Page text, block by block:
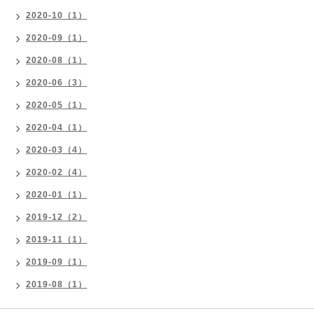
2020-10（1）
2020-09（1）
2020-08（1）
2020-06（3）
2020-05（1）
2020-04（1）
2020-03（4）
2020-02（4）
2020-01（1）
2019-12（2）
2019-11（1）
2019-09（1）
2019-08（1）